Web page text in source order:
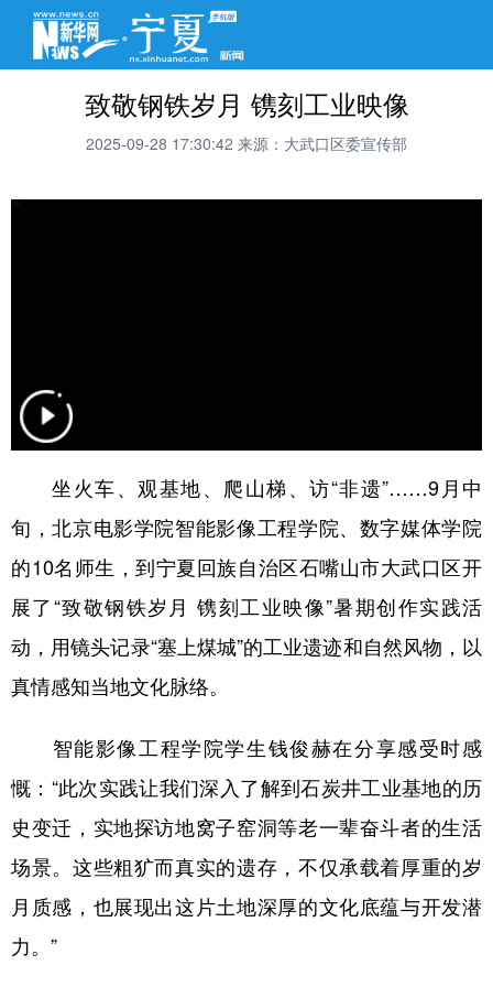
致敬钢铁岁月 镌刻工业映像
2025-09-28 17:30:42 来源：大武口区委宣传部
坐火车、观基地、爬山梯、访“非遗”……9月中
旬，北京电影学院智能影像工程学院、数字媒体学院
的10名师生，到宁夏回族自治区石嘴山市大武口区开
展了“致敬钢铁岁月 镌刻工业映像”暑期创作实践活
动，用镜头记录“塞上煤城”的工业遗迹和自然风物，以
真情感知当地文化脉络。
智能影像工程学院学生钱俊赫在分享感受时感
慨：“此次实践让我们深入了解到石炭井工业基地的历
史变迁，实地探访地窝子窑洞等老一辈奋斗者的生活
场景。这些粗犷而真实的遗存，不仅承载着厚重的岁
月质感，也展现出这片土地深厚的文化底蕴与开发潜
力。”